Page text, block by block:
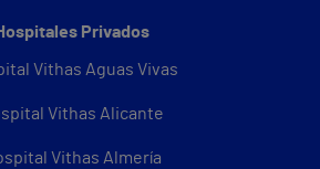
Privados
Vithas Aguas Vivas
Vithas Alicante
Vithas Almería